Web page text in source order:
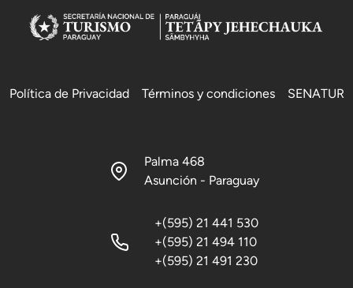
Política de Privacidad Términos y condiciones SENATUR
Palma 468
Asunción - Paraguay
+(595) 21 441 530
+(595) 21 494 110
+(595) 21 491 230